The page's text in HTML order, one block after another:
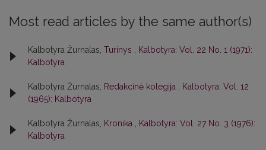
Most read articles by the same author(s)
Kalbotyra Žurnalas, Turinys
Kalbotyra: Vol. 22 No. 1 (1971):
Kalbotyra
Kalbotyra Žurnalas, Redakcinė kolegija
Kalbotyra: Vol. 12
(1965): Kalbotyra
Kalbotyra Žurnalas, Kronika
Kalbotyra: Vol. 27 No. 3 (1976):
Kalbotyra